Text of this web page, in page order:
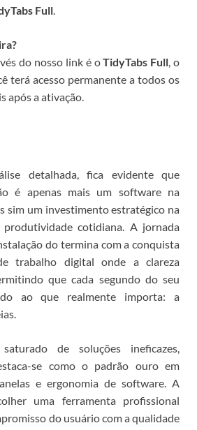
Full.
do nosso link é oTidyTabs Full, o
terá acesso permanente a todos os
após a ativação.
detalhada, fica evidente que
é apenas mais um software na
sim um investimento estratégico na
cotidiana. A jornada
do termina com a conquista
trabalho digital onde a clareza
que cada segundo do seu
ao que realmente importa: a
de soluções ineficazes,
se como o padrão ouro em
e ergonomia de software. A
uma ferramenta profissional
do usuário com a qualidade